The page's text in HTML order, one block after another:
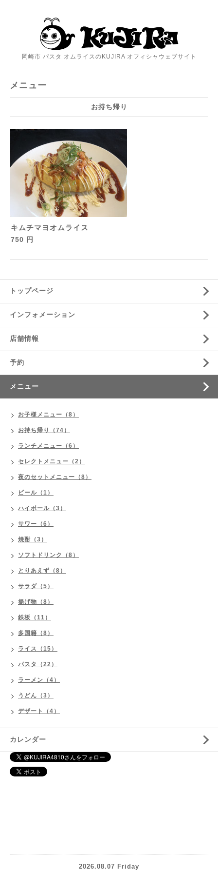
岡崎市 パスタ オムライスのKUJIRA オフィシャウェブサイト
メニュー
お持ち帰り
キムチマヨオムライス
750 円
トップページ
インフォメーション
店舗情報
予約
メニュー
お子様メニュー（8）
お持ち帰り（74）
ランチメニュー（6）
セレクトメニュー（2）
夜のセットメニュー（8）
ビール（1）
ハイボール（3）
サワー（6）
焼酎（3）
ソフトドリンク（8）
とりあえず（8）
サラダ（5）
揚げ物（8）
鉄板（11）
多国籍（8）
ライス（15）
パスタ（22）
ラーメン（4）
うどん（3）
デザート（4）
カレンダー
2026.08.07 Friday